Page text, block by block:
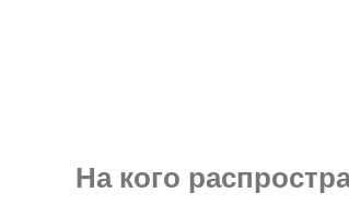
На кого